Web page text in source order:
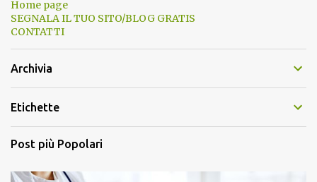
Home page
SEGNALA IL TUO SITO/BLOG GRATIS
CONTATTI
Archivia
Etichette
Post più Popolari